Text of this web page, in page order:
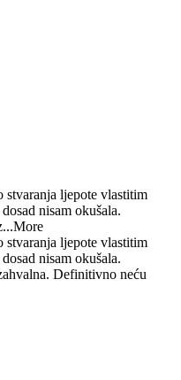
ljepote vlastitim
nisam okušala.
...More
ljepote vlastitim
nisam okušala.
Definitivno neću